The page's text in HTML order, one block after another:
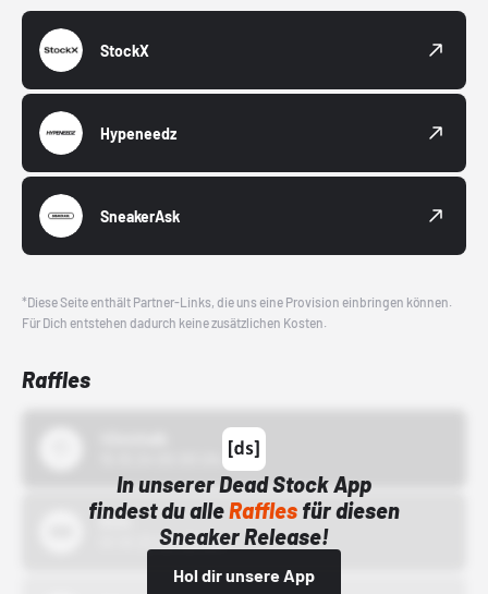
StockX
Hypeneedz
SneakerAsk
*Diese Seite enthält Partner-Links, die uns eine Provision einbringen können.
Für Dich entstehen dadurch keine zusätzlichen Kosten.
Raffles
In unserer Dead Stock App
findest du alleRafflesfür diesen
Sneaker Release!
Hol dir unsere App
Bstn
01.10.22 00:00 Uhr